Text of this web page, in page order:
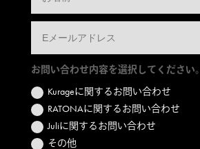
お問い合わせ内容を選択してください。
Kurageに関するお問い合わせ
RATONAに関するお問い合わせ
Juliに関するお問い合わせ
その他